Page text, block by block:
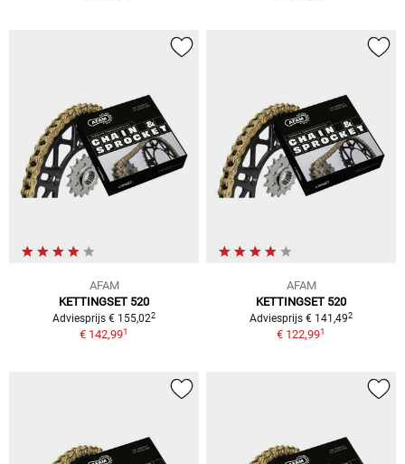
AFAM
KETTINGSET 520
Adviesprijs € 155,022
€ 142,991
AFAM
KETTINGSET 520
Adviesprijs € 141,492
€ 122,991